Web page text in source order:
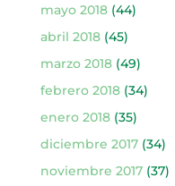
mayo 2018(44)
abril 2018(45)
marzo 2018(49)
febrero 2018(34)
enero 2018(35)
diciembre 2017(34)
noviembre 2017(37)